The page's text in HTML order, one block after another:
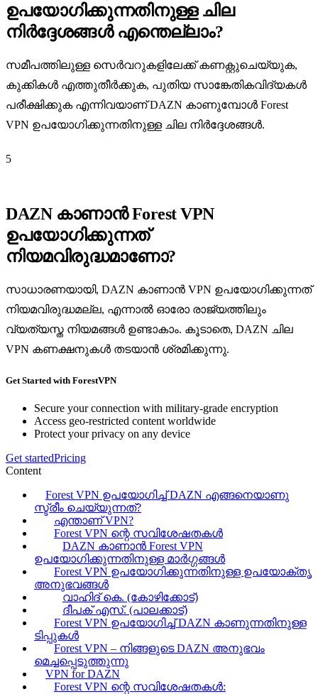
ഉപയോഗിക്കുന്നതിനുള്ള ചില
നിർദ്ദേശങ്ങൾ എന്തെല്ലാം?
സമീപത്തിലുള്ള സെർവറുകളിലേക്ക് കണക്റ്റുചെയ്യുക,
കുക്കികൾ എത്തുതീർക്കുക, പുതിയ സാങ്കേതികവിദ്യകൾ
പരീക്ഷിക്കുക എന്നിവയാണ് DAZN കാണുമ്പോൾ Forest
VPN ഉപയോഗിക്കുന്നതിനുള്ള ചില നിർദ്ദേശങ്ങൾ.
5
DAZN കാണാൻ Forest VPN
ഉപയോഗിക്കുന്നത്
നിയമവിരുദ്ധമാണോ?
സാധാരണയായി, DAZN കാണാൻ VPN ഉപയോഗിക്കുന്നത്
നിയമവിരുദ്ധമല്ല, എന്നാൽ ഓരോ രാജ്യത്തിലും
വ്യത്യസ്ത നിയമങ്ങൾ ഉണ്ടാകാം. കൂടാതെ, DAZN ചില
VPN കണക്ഷനുകൾ തടയാൻ ശ്രമിക്കുന്നു.
Get Started with ForestVPN
Secure your connection with military-grade encryption
Access geo-restricted content worldwide
Protect your privacy on any device
Get startedPricing
Content
Forest VPN ഉപയോഗിച്ച് DAZN എങ്ങനെയാണു
സ്ട്രീം ചെയ്യുന്നത്?
എന്താണ് VPN?
Forest VPN ന്റെ സവിശേഷതകൾ
DAZN കാണാൻ Forest VPN
ഉപയോഗിക്കുന്നതിനുള്ള മാർഗ്ഗങ്ങൾ
Forest VPN ഉപയോഗിക്കുന്നതിനുള്ള ഉപയോക്തൃ
അനുഭവങ്ങൾ
വാഹിദ് കെ. (കോഴിക്കോട്)
ദീപക് എസ്. (പാലക്കാട്)
Forest VPN ഉപയോഗിച്ച് DAZN കാണുന്നതിനുള്ള
ടിപ്പുകൾ
Forest VPN – നിങ്ങളുടെ DAZN അനുഭവം
മെച്ചപ്പെടുത്തുന്നു
VPN for DAZN
Forest VPN ന്റെ സവിശേഷതകൾ: